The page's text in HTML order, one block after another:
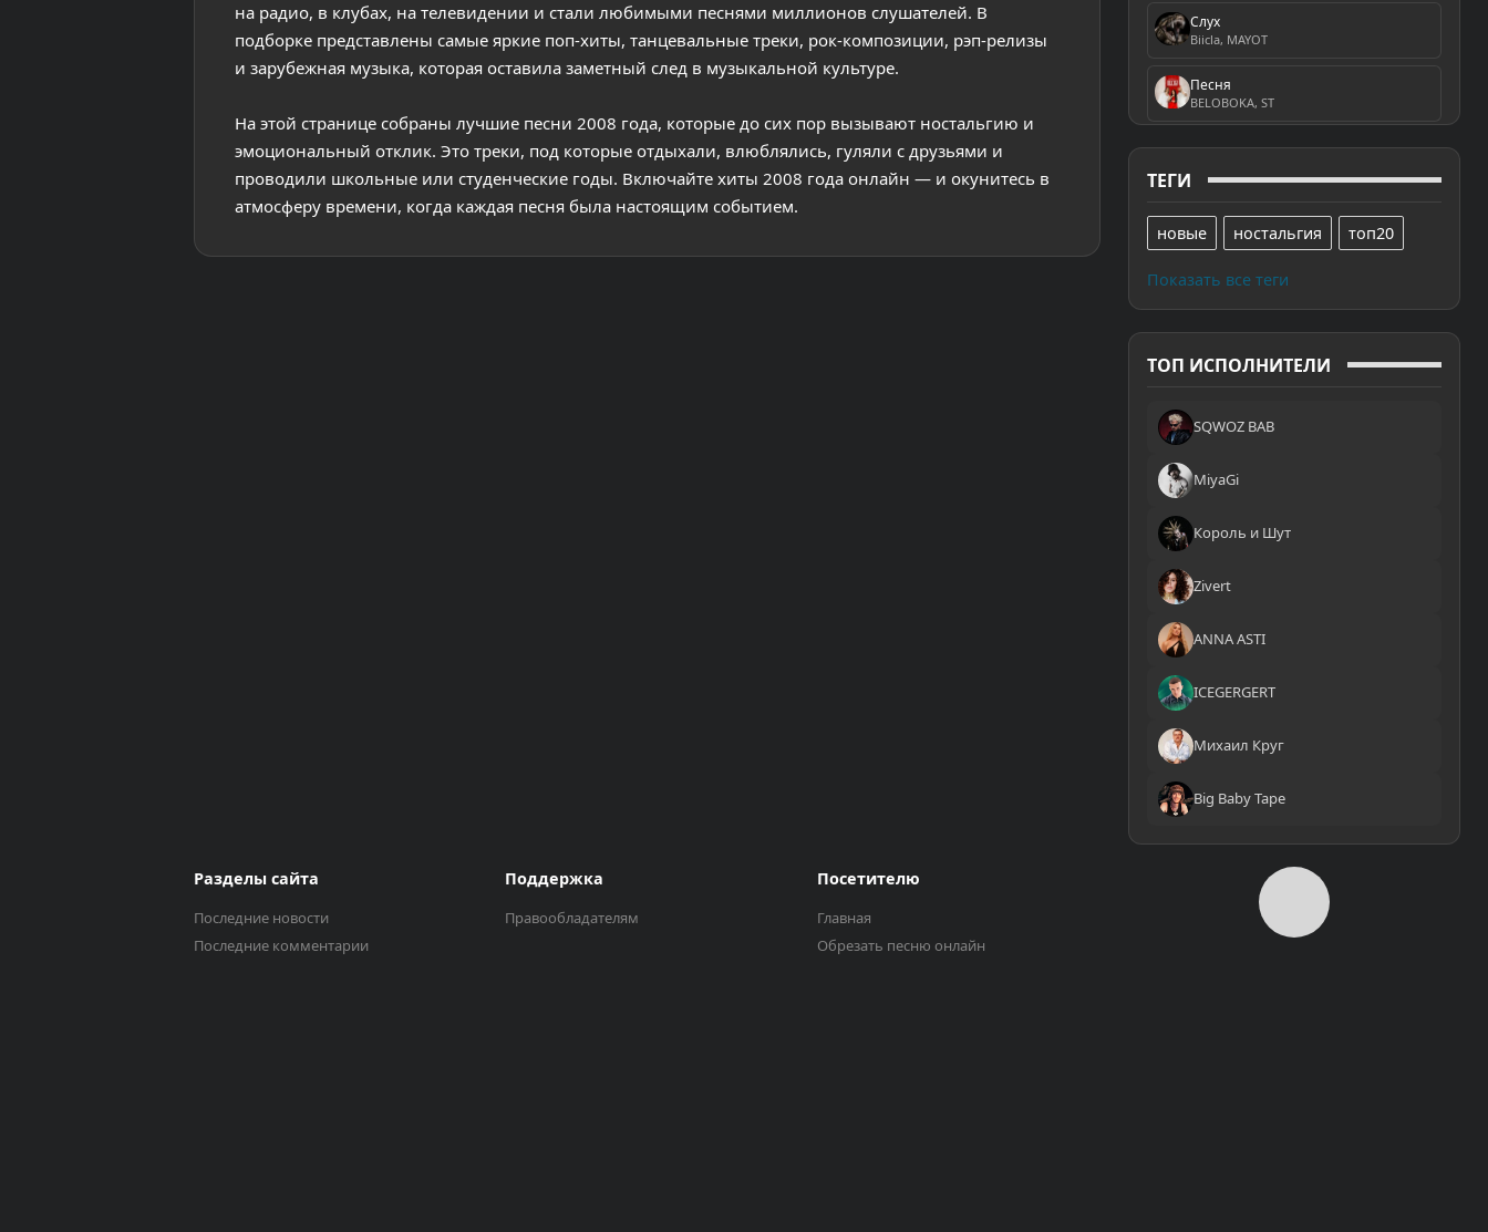
Слух
Biicla, MAYOT
Песня
BELOBOKA, ST
ТЕГИ
новые ностальгия топ20
Показать все теги
ТОП ИСПОЛНИТЕЛИ
SQWOZ BAB
MiyaGi
Король и Шут
Zivert
ANNA ASTI
ICEGERGERT
Михаил Круг
Big Baby Tape
на радио, в клубах, на телевидении и стали любимыми песнями миллионов слушателей. В
подборке представлены самые яркие поп-хиты, танцевальные треки, рок-композиции, рэп-релизы
и зарубежная музыка, которая оставила заметный след в музыкальной культуре.
На этой странице собраны лучшие песни 2008 года, которые до сих пор вызывают ностальгию и
эмоциональный отклик. Это треки, под которые отдыхали, влюблялись, гуляли с друзьями и
проводили школьные или студенческие годы. Включайте хиты 2008 года онлайн — и окунитесь в
атмосферу времени, когда каждая песня была настоящим событием.
Разделы сайта
Последние новости
Последние комментарии
Поддержка
Правообладателям
Посетителю
Главная
Обрезать песню онлайн